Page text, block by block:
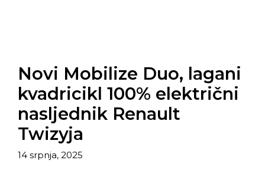
Novi Mobilize Duo, lagani
kvadricikl 100% električni
nasljednik Renault
Twizyja
14 srpnja, 2025